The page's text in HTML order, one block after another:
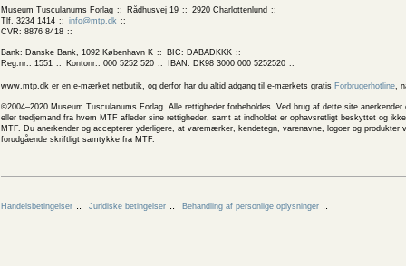
Museum Tusculanums Forlag Rådhusvej 19
2920 Charlottenlund
Tlf. 3234 1414
info@mtp.dk
CVR: 8876 8418
Bank: Danske Bank, 1092 København K
BIC: DABADKKK
Reg.nr.: 1551
Kontonr.: 000 5252 520 IBAN: DK98 3000 000 5252520
www.mtp.dk er en e-mærket netbutik, og derfor har du altid adgang til e-mærkets gratis Forbrugerhotline,
©2004–2020 Museum Tusculanums Forlag. Alle rettigheder forbeholdes. Ved brug af dette site
eller tredjemand fra hvem MTF afleder sine rettigheder, samt at indholdet er ophavsretligt beskyttet og
MTF. Du anerkender og accepterer yderligere, at varemærker, kendetegn, varenavne, logoer og
forudgående skriftligt samtykke fra MTF.
Handelsbetingelser Juridiske betingelser Behandling af personlige oplysninger